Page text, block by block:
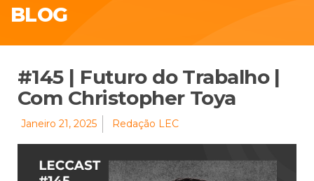
BLOG
#145 | Futuro do Trabalho |
Com Christopher Toya
Janeiro 21, 2025 Redação LEC